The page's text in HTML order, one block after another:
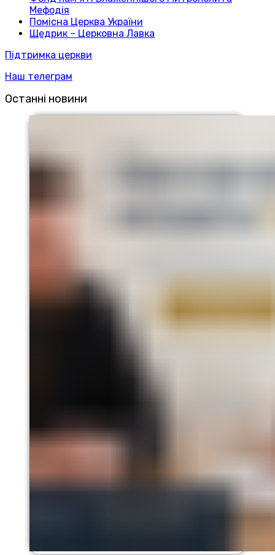
Мефодія
Помісна Церква України
Щедрик – Церковна Лавка
Підтримка церкви
Наш телеграм
Останні новини